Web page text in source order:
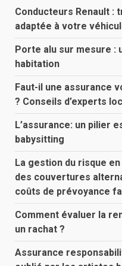
Conducteurs Renault :
adaptée à votre
Porte alu sur mesure :
habitation
Faut-il une assurance
? Conseils d’experts
L’assurance: un pilier
babysitting
La gestion du risque
des couvertures
coûts de prévoyance
Comment évaluer la
un rachat ?
Assurance